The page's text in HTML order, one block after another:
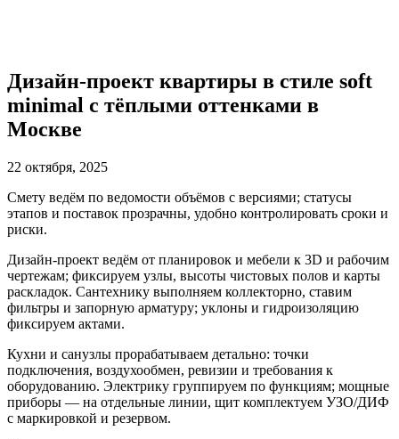
Дизайн‑проект квартиры в стиле soft
minimal с тёплыми оттенками в
Москве
22 октября, 2025
Смету ведём по ведомости объёмов с версиями; статусы
этапов и поставок прозрачны, удобно контролировать сроки и
риски.
Дизайн‑проект ведём от планировок и мебели к 3D и рабочим
чертежам; фиксируем узлы, высоты чистовых полов и карты
раскладок. Сантехнику выполняем коллекторно, ставим
фильтры и запорную арматуру; уклоны и гидроизоляцию
фиксируем актами.
Кухни и санузлы прорабатываем детально: точки
подключения, воздухообмен, ревизии и требования к
оборудованию. Электрику группируем по функциям; мощные
приборы — на отдельные линии, щит комплектуем УЗО/ДИФ
с маркировкой и резервом.